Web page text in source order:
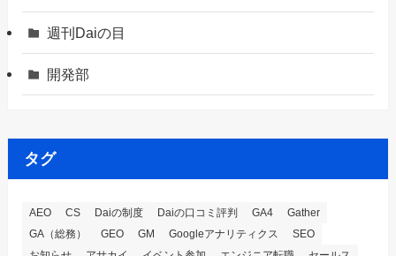
週刊Daiの目
開発部
タグ
AEO CS Daiの制度 Daiの口コミ評判 GA4
Gather
GA（総務）
GEO GM Googleアナリティクス
SEO